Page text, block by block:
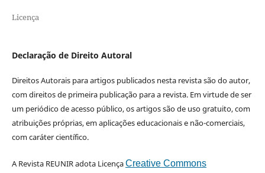
Licença
Declaração de Direito Autoral
Direitos Autorais para artigos publicados nesta revista são do autor,
com direitos de primeira publicação para a revista. Em virtude de ser
um periódico de acesso público, os artigos são de uso gratuito, com
atribuições próprias, em aplicações educacionais e não-comerciais,
com caráter científico.
A Revista REUNIR adota LicençaCreative Commons